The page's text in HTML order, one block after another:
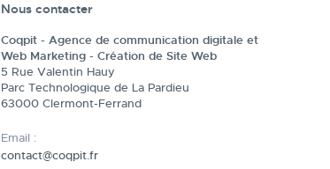
Nous contacter
Coqpit - Agence de communication digitale et
Web Marketing - Création de Site Web
5 Rue Valentin Hauy
Parc Technologique de La Pardieu
63000 Clermont-Ferrand
Email :
contact@coqpit.fr